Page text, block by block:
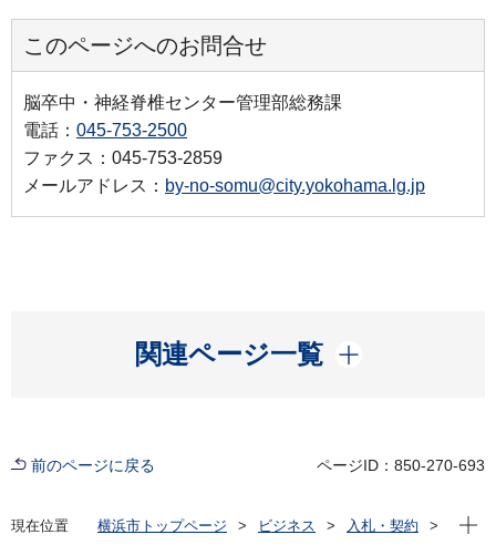
このページへのお問合せ
脳卒中・神経脊椎センター管理部総務課
電話： 045-753-2500
ファクス：045-753-2859
メールアドレス： by-no-somu@city.yokohama.lg.jp
関連ページ一覧
開く
前のページに戻る ページID：850-270-693
現在位置 横浜市トップページ ビジネス
入札・契約
現在